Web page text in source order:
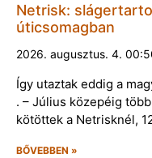
Netrisk:
úticsomagban
2026. augusztus. 4.
Így utaztak eddig a
. – Július közepéig
kötöttek a Netrisknél,
BŐVEBBEN »